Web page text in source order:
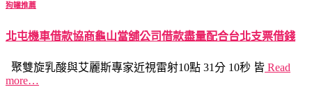
狗罐推薦
北屯機車借款協商龜山當舖公司借款盡量配合台北支票借錢
聚雙旋乳酸與艾麗斯專家近視雷射10點 31分 10秒 皆 Read
more…